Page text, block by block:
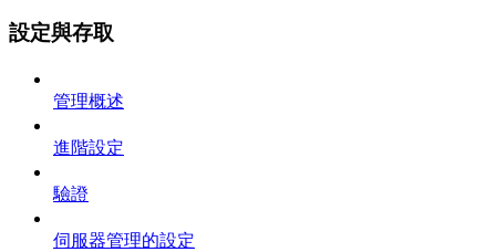
設定與存取
管理概述
進階設定
驗證
伺服器管理的設定